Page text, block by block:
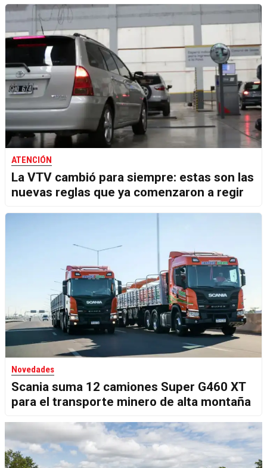
ATENCIÓN
La VTV cambió para siempre: estas son las
nuevas reglas que ya comenzaron a regir
Novedades
Scania suma 12 camiones Super G460 XT
para el transporte minero de alta montaña